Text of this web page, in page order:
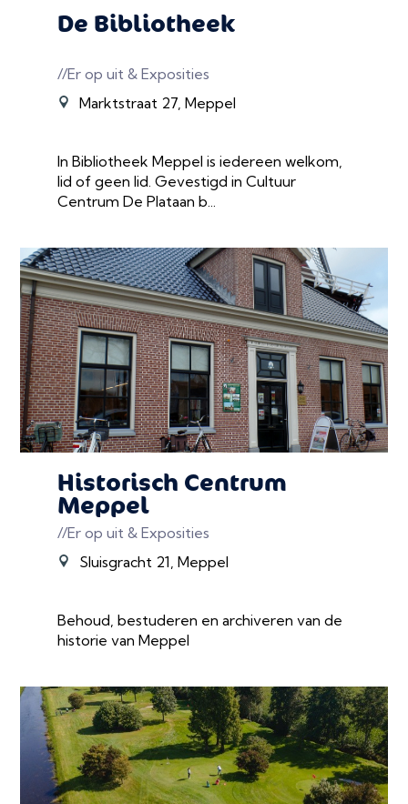
De Bibliotheek
//Er op uit & Exposities
Marktstraat 27, Meppel
In Bibliotheek Meppel is iedereen welkom,
lid of geen lid. Gevestigd in Cultuur
Centrum De Plataan b...
Historisch Centrum
Meppel
//Er op uit & Exposities
Sluisgracht 21, Meppel
Behoud, bestuderen en archiveren van de
historie van Meppel